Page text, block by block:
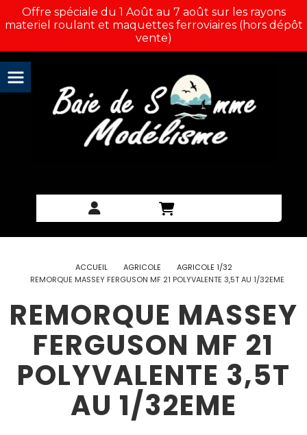
Offre spéciale du 1 Août au 7 août sur les rayons
materiel roulant et maquettes ferroviaires (hors dépôt
vente)
ACCUEIL AGRICOLE
AGRICOLE 1/32
REMORQUE MASSEY FERGUSON MF 21 POLYVALENTE 3,5T AU 1/32EME
REMORQUE MASSEY
FERGUSON MF 21
POLYVALENTE 3,5T
AU 1/32EME
Panneau de gestion des cookies